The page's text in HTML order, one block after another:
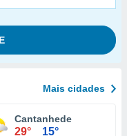
Mais cidades
Cantanhede
29° 15°